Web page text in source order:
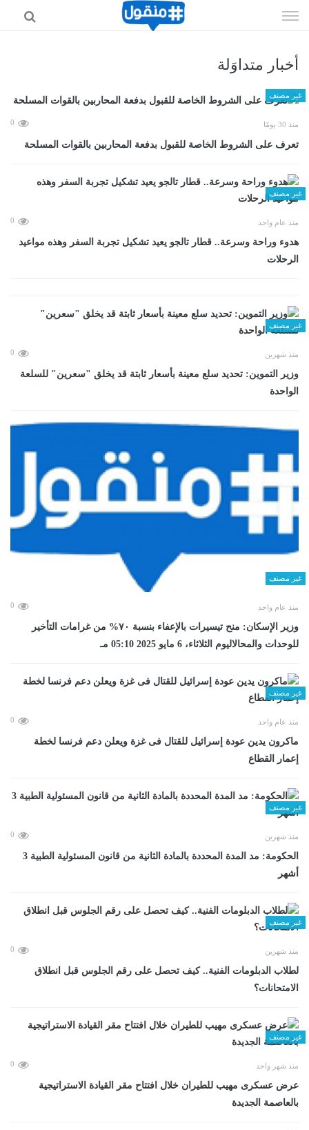
الى
أخبار متداوَلة
غير مصنف
منذ 30 يومًا 0
تعرف على الشروط الخاصة للقبول بدفعة المحاربين بالقوات المسلحة
غير مصنف
منذ عام واحد 0
هدوء وراحة وسرعة.. قطار تالجو يعيد تشكيل تجربة السفر وهذه مواعيد
الرحلات
غير مصنف
منذ شهرين 0
وزير التموين: تحديد سلع معينة بأسعار ثابتة قد يخلق "سعرين" للسلعة
الواحدة
غير مصنف
منذ عام واحد 0
وزير الإسكان: منح تيسيرات بالإعفاء بنسبة ٧٠% من غرامات التأخير
للوحدات والمحالاليوم الثلاثاء، 6 مايو 2025 05:10 مـ
غير مصنف
منذ عام واحد 0
ماكرون يدين عودة إسرائيل للقتال فى غزة ويعلن دعم فرنسا لخطة
إعمار القطاع
غير مصنف
منذ شهرين 0
الحكومة: مد المدة المحددة بالمادة الثانية من قانون المسئولية الطبية 3
أشهر
غير مصنف
منذ شهرين 0
لطلاب الدبلومات الفنية.. كيف تحصل على رقم الجلوس قبل انطلاق
الامتحانات؟
غير مصنف
منذ شهر واحد 0
عرض عسكرى مهيب للطيران خلال افتتاح مقر القيادة الاستراتيجية
بالعاصمة الجديدة